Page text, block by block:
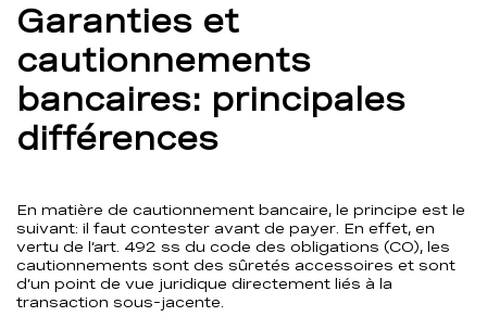
Garanties et
cautionnements
bancaires: principales
différences
En matière de cautionnement bancaire, le principe est le
suivant: il faut contester avant de payer. En effet, en
vertu de l’art. 492 ss du code des obligations (CO), les
cautionnements sont des sûretés accessoires et sont
d’un point de vue juridique directement liés à la
transaction sous-jacente.